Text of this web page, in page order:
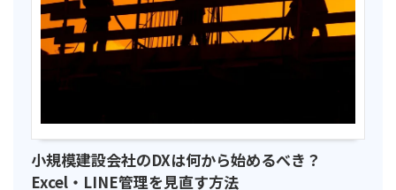
小規模建設会社のDXは何から始めるべき？
Excel・LINE管理を見直す方法